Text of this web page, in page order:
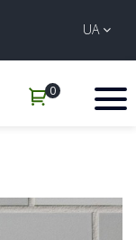
UA
0